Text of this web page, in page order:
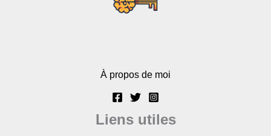
À propos de moi
Liens utiles